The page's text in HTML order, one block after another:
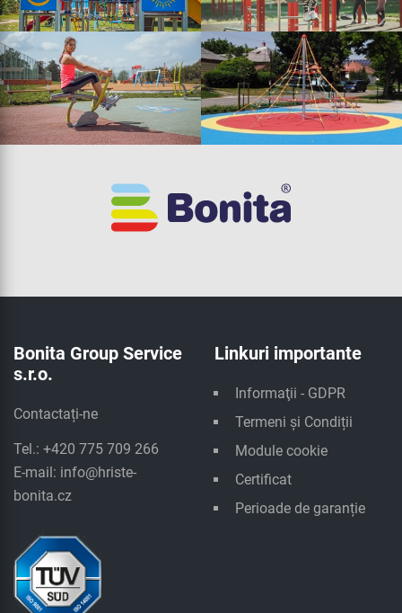
Bonita Group Service
s.r.o.
Contactați-ne
Tel.: +420 775 709 266
E-mail: info@hriste-
bonita.cz
Linkuri importante
Informaţii - GDPR
Termeni și Condiții
Module cookie
Certificat
Perioade de garanție